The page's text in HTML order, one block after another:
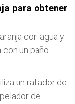
para obtener
con agua y
con un paño
un rallador de
de